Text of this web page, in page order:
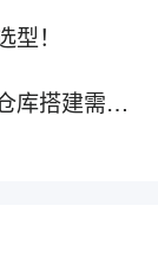
！
到哪些技术